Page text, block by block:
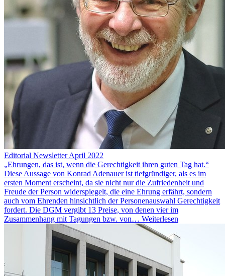
Editorial Newsletter April 2022
„Ehrungen, das ist, wenn die Gerechtigkeit ihren guten Tag hat.“
Diese Aussage von Konrad Adenauer ist tiefgründiger, als es im
ersten Moment erscheint, da sie nicht nur die Zufriedenheit und
Freude der Person widerspiegelt, die eine Ehrung erfährt, sondern
auch vom Ehrenden hinsichtlich der Personenauswahl Gerechtigkeit
fordert. Die DGM vergibt 13 Preise, von denen vier im
Zusammenhang mit Tagungen bzw. von… Weiterlesen